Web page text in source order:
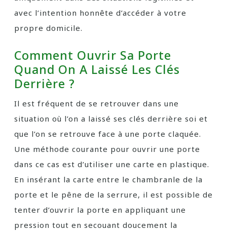
avec l’intention honnête d’accéder à votre
propre domicile.
Comment Ouvrir Sa Porte
Quand On A Laissé Les Clés
Derrière ?
Il est fréquent de se retrouver dans une
situation où l’on a laissé ses clés derrière soi et
que l’on se retrouve face à une porte claquée.
Une méthode courante pour ouvrir une porte
dans ce cas est d’utiliser une carte en plastique.
En insérant la carte entre le chambranle de la
porte et le pêne de la serrure, il est possible de
tenter d’ouvrir la porte en appliquant une
pression tout en secouant doucement la